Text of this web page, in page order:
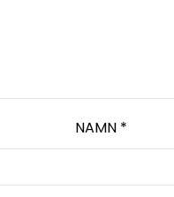
NAMN *